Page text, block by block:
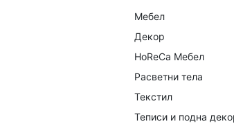
Мебел
Декор
HoReCa Мебел
Расветни тела
Текстил
Теписи и подна